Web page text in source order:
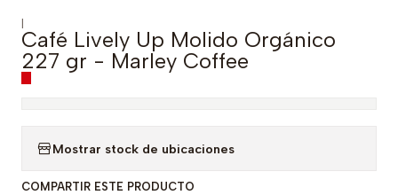
|
Café Lively Up Molido Orgánico
227 gr - Marley Coffee
Mostrar stock de ubicaciones
COMPARTIR ESTE PRODUCTO